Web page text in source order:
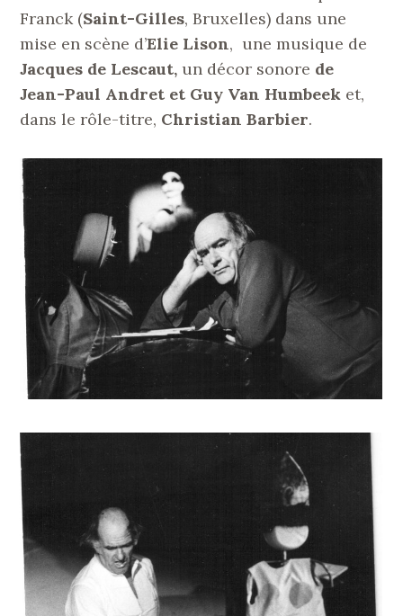
Franck (Saint-Gilles, Bruxelles) dans une
mise en scène d’Elie Lison, une musique de
Jacques de Lescaut, un décor sonore de
Jean-Paul Andret et Guy Van Humbeek et,
dans le rôle-titre, Christian Barbier.